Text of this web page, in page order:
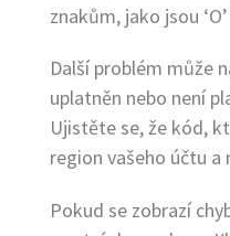
znakům, jako jsou ‘O’
Další problém může
uplatněn nebo není
Ujistěte se, že kód,
region vašeho účtu a
Pokud se zobrazí